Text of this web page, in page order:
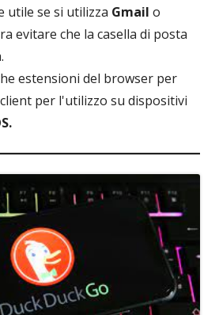
utile se si utilizza Gmail o
evitare che la casella di posta
estensioni del browser per
per l'utilizzo su dispositivi